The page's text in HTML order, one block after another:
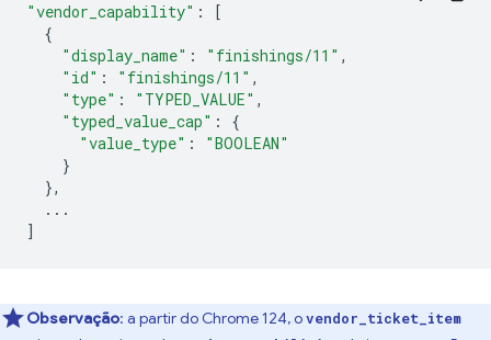
"vendor_capability" :
[
{
"display_name" : "finishings/11" ,
"id" : "finishings/11" ,
"type" : "TYPED_VALUE" ,
"typed_value_cap" :
{
"value_type" :
"BOOLEAN"
}
},
...
]
Observação: a partir do Chrome 124, ovendor_ticket_item